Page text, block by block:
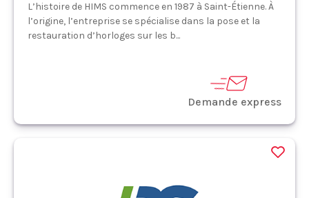
L’histoire de HIMS commence en 1987 à Saint-Étienne. À
l’origine, l’entreprise se spécialise dans la pose et la
restauration d’horloges sur les b...
Demande express